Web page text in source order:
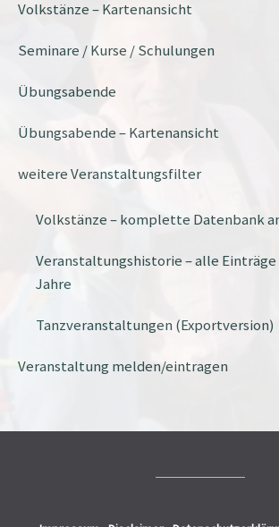
Volkstänze – Kartenansicht
Seminare / Kurse / Schulungen
Übungsabende
Übungsabende – Kartenansicht
weitere Veranstaltungsfilter
Volkstänze – komplette Datenbank
Veranstaltungshistorie – alle
Jahre
Tanzveranstaltungen (Exportversion)
Veranstaltung melden/eintragen